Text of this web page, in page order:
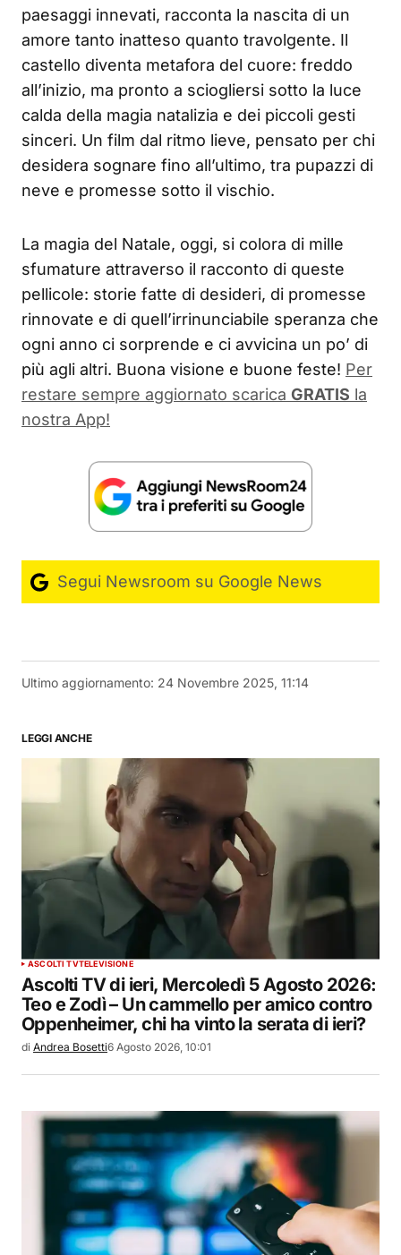
paesaggi innevati, racconta la nascita di un
amore tanto inatteso quanto travolgente. Il
castello diventa metafora del cuore: freddo
all’inizio, ma pronto a sciogliersi sotto la luce
calda della magia natalizia e dei piccoli gesti
sinceri. Un film dal ritmo lieve, pensato per chi
desidera sognare fino all’ultimo, tra pupazzi di
neve e promesse sotto il vischio.
La magia del Natale, oggi, si colora di mille
sfumature attraverso il racconto di queste
pellicole: storie fatte di desideri, di promesse
rinnovate e di quell’irrinunciabile speranza che
ogni anno ci sorprende e ci avvicina un po’ di
più agli altri. Buona visione e buone feste! Per
restare sempre aggiornato scarica GRATIS la
nostra App!
Segui Newsroom su Google News
Ultimo aggiornamento: 24 Novembre 2025, 11:14
LEGGI ANCHE
ASCOLTI TVTELEVISIONE
Ascolti TV di ieri, Mercoledì 5 Agosto 2026:
Teo e Zodì – Un cammello per amico contro
Oppenheimer, chi ha vinto la serata di ieri?
di Andrea Bosetti6 Agosto 2026, 10:01